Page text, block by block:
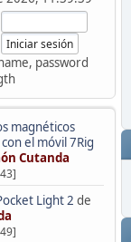
password
magnéticos
el móvil 7Rig
Cutanda
Light 2 de